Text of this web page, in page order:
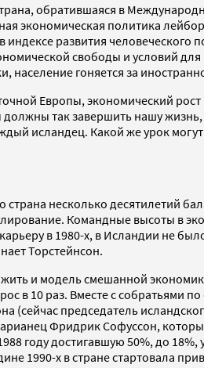
обратившаяся в
экономическая политика
развития
свободы и условий
гоняется за
Европы, экономический
так завершить нашу
исландец. Какой же урок
страна несколько десятилетий
Командные высоты в
в 1980-х, в Исландии не
Торстейнсон.
и модель смешанной
в 10 раз. Вместе с
председатель
Фридрик Софуссон,
году достигавшую 50%, до
1990-х в стране стартовала